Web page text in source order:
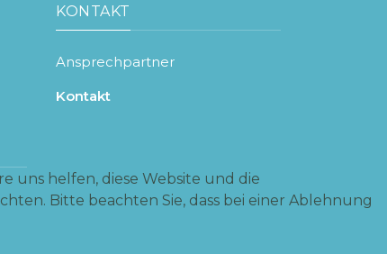
KONTAKT
Ansprechpartner
Kontakt
uns helfen, diese Website und die
Bitte beachten Sie, dass bei einer Ablehnung